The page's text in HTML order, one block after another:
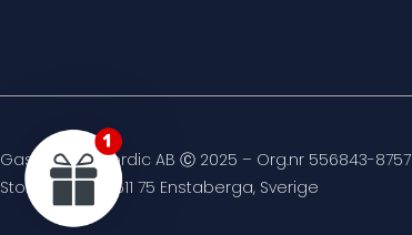
Gasoltuben Nordic AB Ⓒ 2025 – Org.nr 556843-8757
Stockvägen 4, 611 75 Enstaberga, Sverige